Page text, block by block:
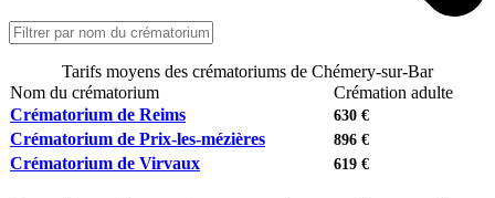
Tarifs moyens des crématoriums de Chémery-sur-Bar
Nom du crématorium
Crémation adulte
Crématorium de Reims
630 €
Crématorium de Prix-les-mézières 896 €
Crématorium de Virvaux 619 €